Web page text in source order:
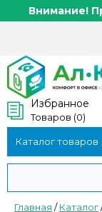
Внимание!
Избранное
Товаров (0)
Каталог товаров
Главная /Каталог